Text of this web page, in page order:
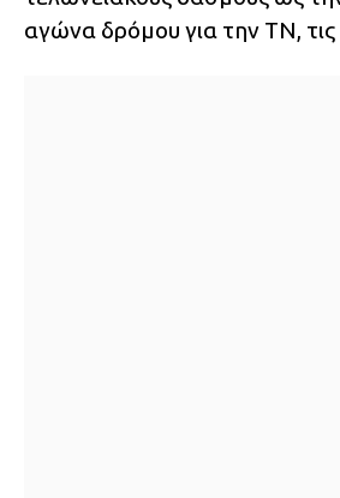
αγώνα δρόμου για την ΤΝ,